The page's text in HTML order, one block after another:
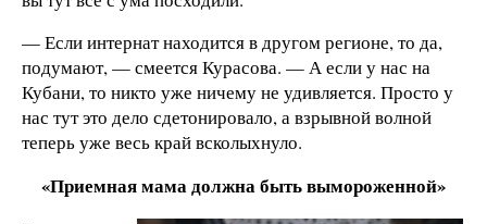
— Если интернат находится в другом регионе, то да,
подумают, — смеется Курасова. — А если у нас на
Кубани, то никто уже ничему не удивляется. Просто у
нас тут это дело сдетонировало, а взрывной волной
теперь уже весь край всколыхнуло.
«Приемная мама должна быть вымороженной»